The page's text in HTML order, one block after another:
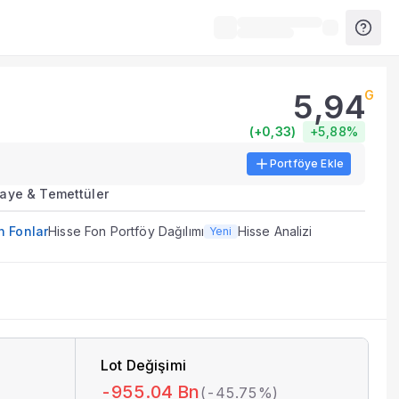
destekleyen veri ve göstergeleri bir arada sunar.
5,94G
(+0,33) +5,88%
Portföye Ekle
& Temettüler
FonlarHisse Fon Portföy Dağılımı Yeni Hisse Analizi
Lot Değişimi
-955.04 Bn( -45.75%)